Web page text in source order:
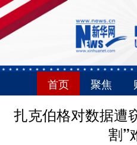
首页 聚焦
扎克伯格对数据遭
割”